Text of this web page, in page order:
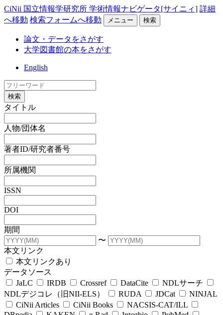
CiNii 国立情報学研究所 学術情報ナビゲータ[サイニィ] 詳細
へ移動 検索フォームへ移動 メニュー 検索
論文・データをさがす
大学図書館の本をさがす
English
検索
タイトル
人物/団体名
著者ID/研究者番号
所属機関
ISSN
DOI
期間
〜
本文リンク
本文リンクあり
データソース
JaLC
IRDB Crossref DataCite
NDLサーチ
NDLデジコレ（旧NII-ELS）
RUDA JDCat
NINJAL
CiNii Articles
CiNii Books
NACSIS-CAT/ILL